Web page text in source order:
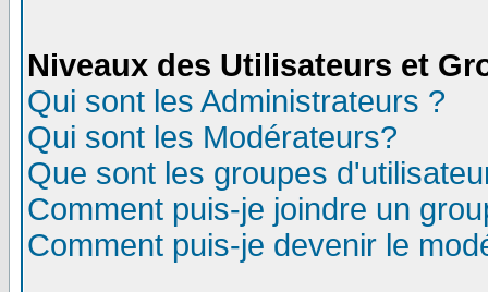
Niveaux des Utilisateurs et
Qui sont les Administrateurs ?
Qui sont les Modérateurs?
Que sont les groupes
Comment puis-je joindre un
Comment puis-je devenir le